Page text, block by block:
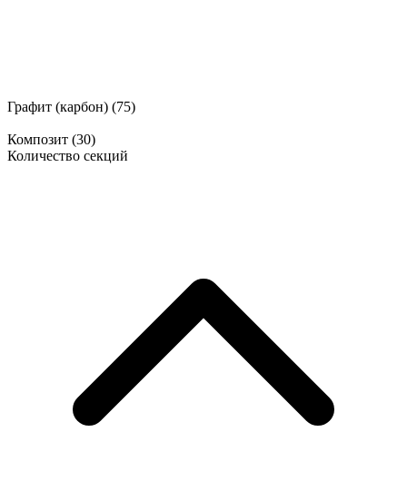
Графит (карбон) (75)
Композит (30)
Количество секций